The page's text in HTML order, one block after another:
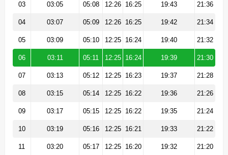
03 03:05 05:08 12:26 16:25 19:43 21:36
04 03:07 05:09 12:26 16:25 19:42 21:34
05 03:09 05:10 12:25 16:24 19:40 21:32
06 03:11 05:11 12:25 16:24 19:39 21:30
07 03:13 05:12 12:25 16:23 19:37 21:28
08 03:15 05:14 12:25 16:22 19:36 21:26
09 03:17 05:15 12:25 16:22 19:35 21:24
10 03:19 05:16 12:25 16:21 19:33 21:22
11 03:20 05:17 12:25 16:20 19:32 21:20